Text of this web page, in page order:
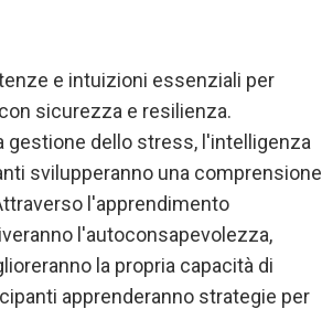
e intuizioni essenziali per
sicurezza e resilienza.
gestione dello stress, l'intelligenza
svilupperanno una comprensione
l'apprendimento
l'autoconsapevolezza,
la propria capacità di
apprenderanno strategie per